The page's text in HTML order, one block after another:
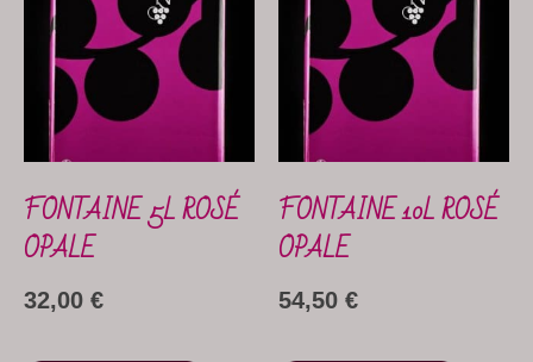
FONTAINE 5L ROSÉ
OPALE
32,00 €
FONTAINE 10L ROSÉ
OPALE
54,50 €